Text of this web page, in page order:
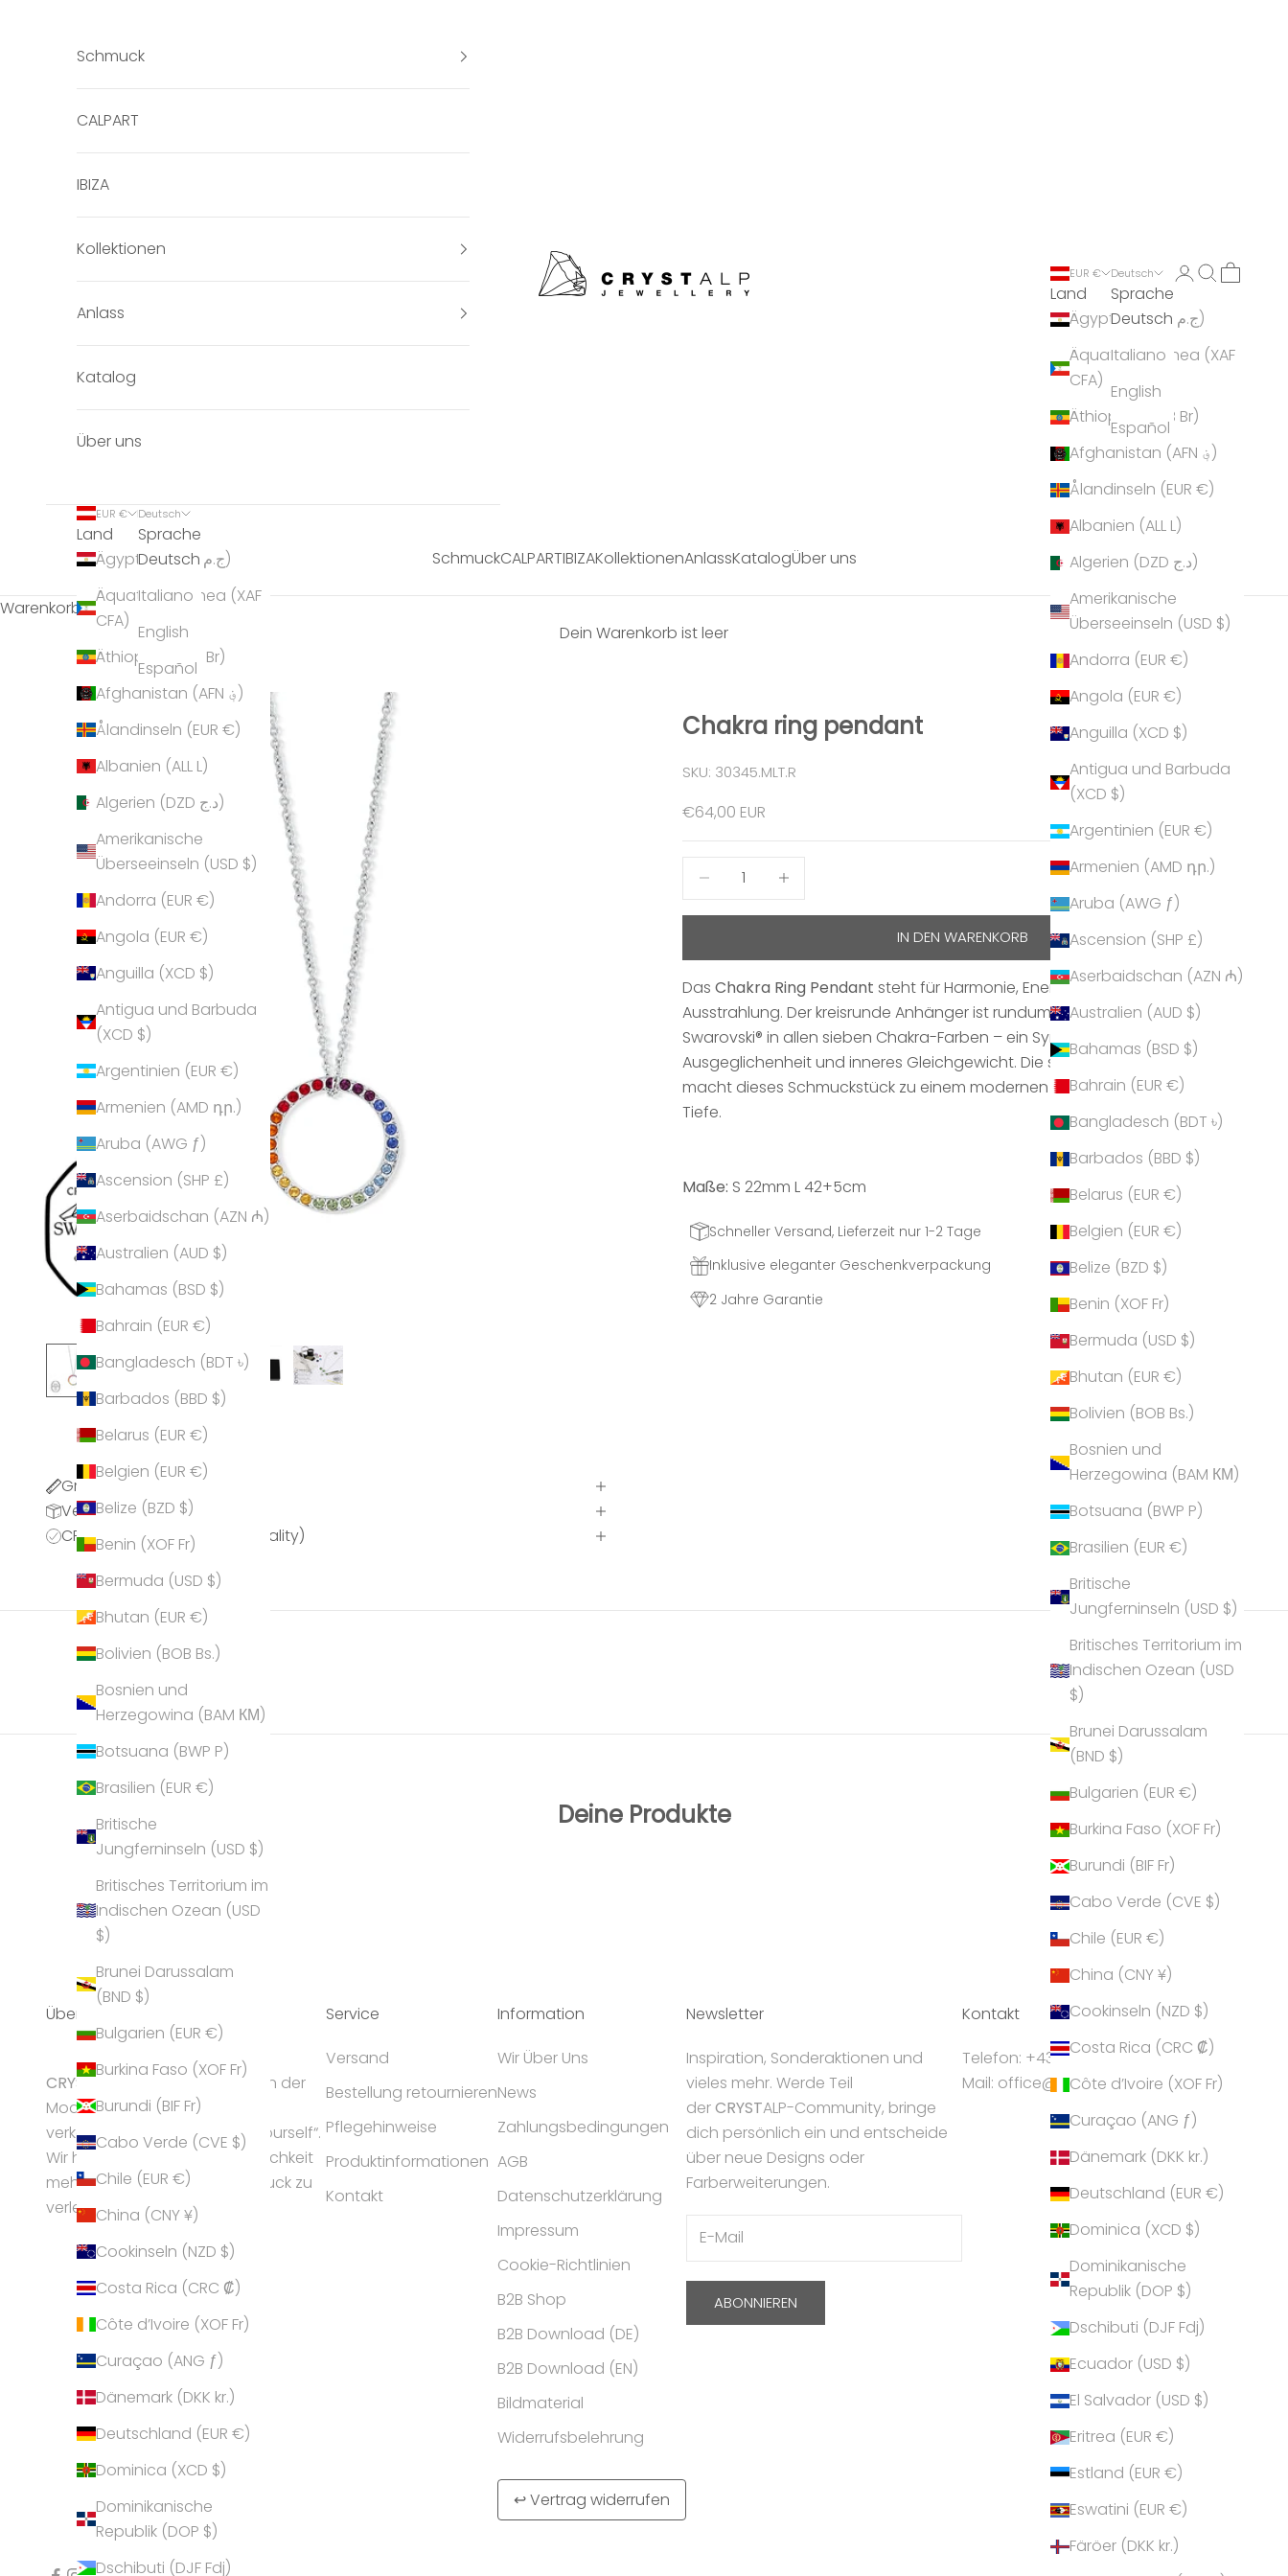
crystalpjewelry
SchmuckCALPARTIBIZAKollektionenAnlassKatalogÜber uns
EUR €
Land
Ägypten (EGP ج.م)
Äquatorialguinea (XAF
CFA)
Äthiopien (ETB Br)
Afghanistan (AFN ؋)
Ålandinseln (EUR €)
Albanien (ALL L)
Algerien (DZD د.ج)
Amerikanische
Überseeinseln (USD $)
Andorra (EUR €)
Angola (EUR €)
Anguilla (XCD $)
Antigua und Barbuda
(XCD $)
Argentinien (EUR €)
Armenien (AMD դր.)
Aruba (AWG ƒ)
Ascension (SHP £)
Aserbaidschan (AZN ₼)
Australien (AUD $)
Bahamas (BSD $)
Bahrain (EUR €)
Bangladesch (BDT ৳)
Barbados (BBD $)
Belarus (EUR €)
Belgien (EUR €)
Belize (BZD $)
Benin (XOF Fr)
Bermuda (USD $)
Bhutan (EUR €)
Bolivien (BOB Bs.)
Bosnien und
Herzegowina (BAM КМ)
Botsuana (BWP P)
Brasilien (EUR €)
Britische
Jungferninseln (USD $)
Britisches Territorium im
Indischen Ozean (USD
$)
Brunei Darussalam
(BND $)
Bulgarien (EUR €)
Burkina Faso (XOF Fr)
Burundi (BIF Fr)
Cabo Verde (CVE $)
Chile (EUR €)
China (CNY ¥)
Cookinseln (NZD $)
Costa Rica (CRC ₡)
Côte d’Ivoire (XOF Fr)
Curaçao (ANG ƒ)
Dänemark (DKK kr.)
Deutschland (EUR €)
Dominica (XCD $)
Dominikanische
Republik (DOP $)
Dschibuti (DJF Fdj)
Ecuador (USD $)
El Salvador (USD $)
Eritrea (EUR €)
Estland (EUR €)
Eswatini (EUR €)
Färöer (DKK kr.)
Deutsch
Sprache
Deutsch
Italiano
English
Español
Anmelden
Suchen
Schmuck
CALPART
IBIZA
Kollektionen
Anlass
Katalog
Über uns
EUR €
Land
Ägypten (EGP ج.م)
Äquatorialguinea (XAF
CFA)
Äthiopien (ETB Br)
Afghanistan (AFN ؋)
Ålandinseln (EUR €)
Albanien (ALL L)
Algerien (DZD د.ج)
Amerikanische
Überseeinseln (USD $)
Andorra (EUR €)
Angola (EUR €)
Anguilla (XCD $)
Antigua und Barbuda
(XCD $)
Argentinien (EUR €)
Armenien (AMD դր.)
Aruba (AWG ƒ)
Ascension (SHP £)
Aserbaidschan (AZN ₼)
Australien (AUD $)
Bahamas (BSD $)
Bahrain (EUR €)
Bangladesch (BDT ৳)
Barbados (BBD $)
Belarus (EUR €)
Belgien (EUR €)
Belize (BZD $)
Benin (XOF Fr)
Bermuda (USD $)
Bhutan (EUR €)
Bolivien (BOB Bs.)
Bosnien und
Herzegowina (BAM КМ)
Botsuana (BWP P)
Brasilien (EUR €)
Britische
Jungferninseln (USD $)
Britisches Territorium im
Indischen Ozean (USD
$)
Brunei Darussalam
(BND $)
Bulgarien (EUR €)
Burkina Faso (XOF Fr)
Burundi (BIF Fr)
Cabo Verde (CVE $)
Chile (EUR €)
China (CNY ¥)
Cookinseln (NZD $)
Costa Rica (CRC ₡)
Côte d’Ivoire (XOF Fr)
Curaçao (ANG ƒ)
Dänemark (DKK kr.)
Deutschland (EUR €)
Dominica (XCD $)
Dominikanische
Republik (DOP $)
Dschibuti (DJF Fdj)
Deutsch
Sprache
Deutsch
Italiano
English
Español
Warenkorb
Dein Warenkorb ist leer
Chakra ring pendant
SKU: 30345.MLT.R
Angebot
€64,00 EUR
Anzahl verringernAnzahl erhöhen
IN DEN WARENKORB
Das Chakra Ring Pendant steht für Harmonie, Energie und stilvolle
Ausstrahlung. Der kreisrunde Anhänger ist rundum verziert mit Kristallen von
Swarovski® in allen sieben Chakra-Farben – ein Symbol für
Ausgeglichenheit und inneres Gleichgewicht. Die schlichte, elegante Form
macht dieses Schmuckstück zu einem modernen Begleiter mit spiritueller
Tiefe.
Maße: S 22mm L 42+5cm
Schneller Versand, Lieferzeit nur 1-2 Tage
Inklusive eleganter Geschenkverpackung
2 Jahre Garantie
Größentabelle
Versandinformationen
CPQ (CRYSTALP Premium Quality)
Deine Produkte
Über Uns
CRYSTALP gilt als Geheimtipp in der
Modeschmuck-Branche und
verkörpert die Idee „express yourself“.
Wir helfen Frauen ihrer Persönlichkeit
mehr Ausstrahlung und Ausdruck zu
verleihen.
Service
Versand
Bestellung retournieren
Pflegehinweise
Produktinformationen
Kontakt
Information
Wir Über Uns
News
Zahlungsbedingungen
AGB
Datenschutzerklärung
Impressum
Cookie-Richtlinien
B2B Shop
B2B Download (DE)
B2B Download (EN)
Bildmaterial
Widerrufsbelehrung
↩ Vertrag widerrufen
Newsletter
Inspiration, Sonderaktionen und
vieles mehr. Werde Teil
derCRYSTALP-Community, bringe
dich persönlich ein und entscheide
über neue Designs oder
Farberweiterungen.
ABONNIEREN
Kontakt
Telefon: +43 5224 55550
Mail: office@crystalp.com